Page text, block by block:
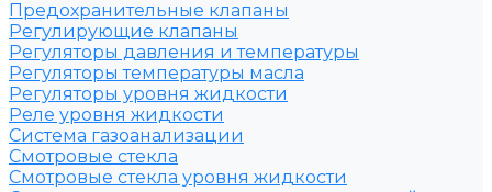
Предохранительные клапаны
Регулирующие клапаны
Регуляторы давления и температуры
Регуляторы температуры масла
Регуляторы уровня жидкости
Реле уровня жидкости
Система газоанализации
Смотровые стекла
Смотровые стекла уровня жидкости